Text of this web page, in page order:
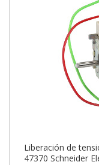
Liberación de
47370 Schneider